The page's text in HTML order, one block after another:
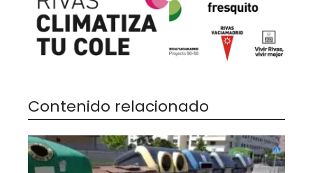
Contenido relacionado